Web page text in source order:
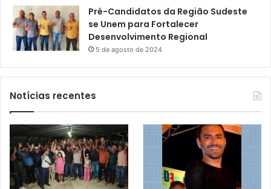
Pré-Candidatos da Região Sudeste
se Unem para Fortalecer
Desenvolvimento Regional
5 de agosto de 2024
Notícias recentes